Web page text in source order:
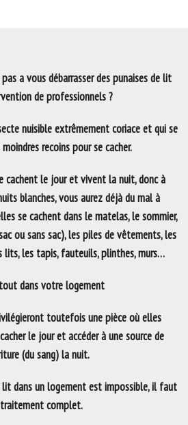
a vous débarrasser des punaises de lit
de professionnels ?
nuisible extrêmement coriace et qui se
recoins pour se cacher.
cachent le jour et vivent la nuit, donc à
blanches, vous aurez déjà du mal à
se cachent dans le matelas, le sommier,
ou sans sac), les piles de vêtements, les
lits, les tapis, fauteuils, plinthes, murs…
dans votre logement
toutefois une pièce où elles
le jour et accéder à une source de
(du sang) la nuit.
lit dans un logement est impossible, il faut
complet.